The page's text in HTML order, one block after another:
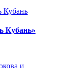
Кубань»